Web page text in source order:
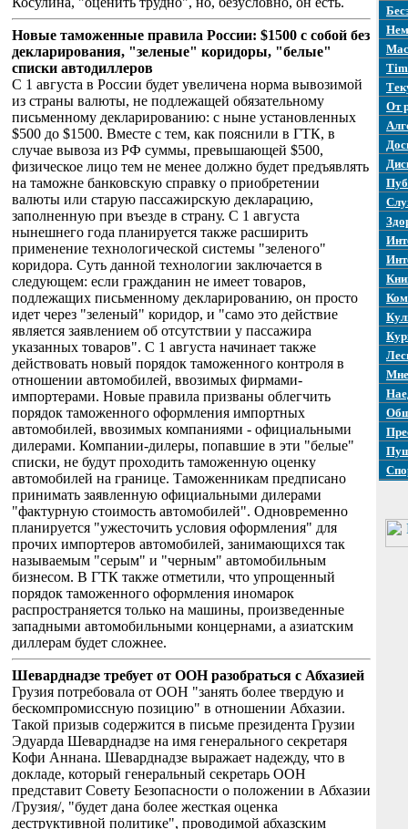
Новые таможенные правила России: $1500 с собой без
декларирования, "зеленые" коридоры, "белые"
списки автодиллеров
С 1 августа в России будет увеличена норма вывозимой
из страны валюты, не подлежащей обязательному
письменному декларированию: с ныне установленных
$500 до $1500. Вместе с тем, как пояснили в ГТК, в
случае вывоза из РФ суммы, превышающей $500,
физическое лицо тем не менее должно будет предъявлять
на таможне банковскую справку о приобретении
валюты или старую пассажирскую декларацию,
заполненную при въезде в страну. C 1 августа
нынешнего года планируется также расширить
применение технологической системы "зеленого"
коридора. Суть данной технологии заключается в
следующем: если гражданин не имеет товаров,
подлежащих письменному декларированию, он просто
идет через "зеленый" коридор, и "само это действие
является заявлением об отсутствии у пассажира
указанных товаров". С 1 августа начинает также
действовать новый порядок таможенного контроля в
отношении автомобилей, ввозимых фирмами-
импортерами. Новые правила призваны облегчить
порядок таможенного оформления импортных
автомобилей, ввозимых компаниями - официальными
дилерами. Компании-дилеры, попавшие в эти "белые"
списки, не будут проходить таможенную оценку
автомобилей на границе. Таможенникам предписано
принимать заявленную официальными дилерами
"фактурную стоимость автомобилей". Одновременно
планируется "ужесточить условия оформления" для
прочих импортеров автомобилей, занимающихся так
называемым "серым" и "черным" автомобильным
бизнесом. В ГТК также отметили, что упрощенный
порядок таможенного оформления иномарок
распространяется только на машины, произведенные
западными автомобильными концернами, а азиатским
диллерам будет сложнее.
Шеварднадзе требует от ООН разобраться с Абхазией
Грузия потребовала от ООН "занять более твердую и
бескомпромиссную позицию" в отношении Абхазии.
Такой призыв содержится в письме президента Грузии
Эдуарда Шеварднадзе на имя генерального секретаря
Кофи Аннана. Шеварднадзе выражает надежду, что в
докладе, который генеральный секретарь ООН
представит Совету Безопасности о положении в Абхазии
/Грузия/, "будет дана более жесткая оценка
деструктивной политике", проводимой абхазским
От